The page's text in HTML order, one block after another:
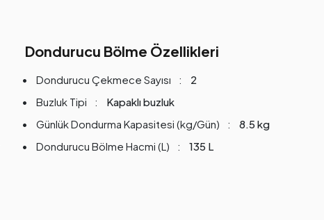
Dondurucu Bölme Özellikleri
Dondurucu Çekmece Sayısı
2
Buzluk Tipi
Kapaklı buzluk
Günlük Dondurma Kapasitesi (kg/Gün)
8.5 kg
Dondurucu Bölme Hacmi (L)
135 L